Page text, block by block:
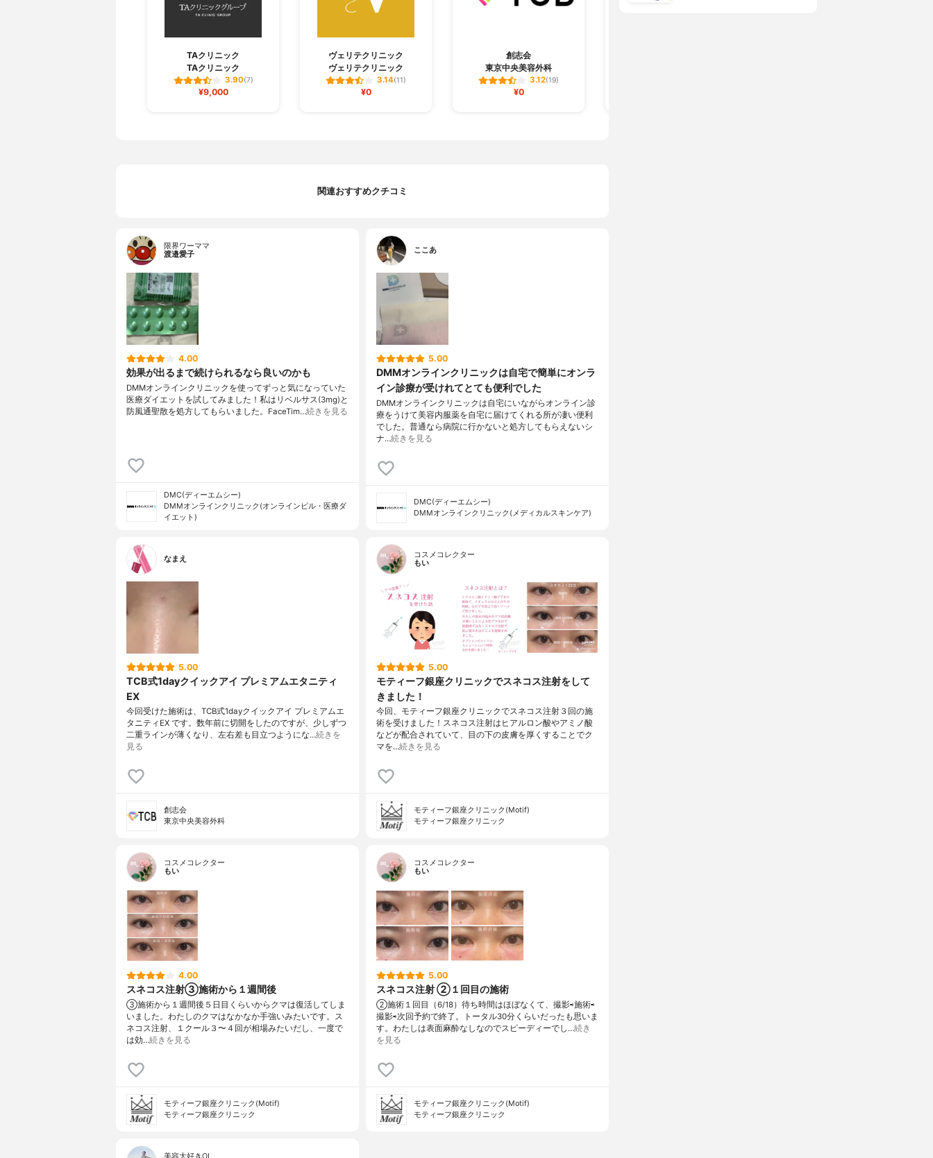
TAクリニック
TAクリニック
3.90(7)
¥9,000
ヴェリテクリニック
ヴェリテクリニック
3.14(11)
¥0
創志会
東京中央美容外科
3.12(19)
¥0
関連おすすめクチコミ
限界ワーママ
渡邉愛子
4.00
効果が出るまで続けられるなら良いのかも
DMMオンラインクリニックを使ってずっと気になっていた
医療ダイエットを試してみました！私はリベルサス(3mg)と
防風通聖散を処方してもらいました。FaceTim…続きを見る
DMC(ディーエムシー)
DMMオンラインクリニック(オンラインピル・医療ダ
イエット)
ここあ
5.00
DMMオンラインクリニックは自宅で簡単にオンラ
イン診療が受けれてとても便利でした
DMMオンラインクリニックは自宅にいながらオンライン診
療をうけて美容内服薬を自宅に届けてくれる所が凄い便利
でした。普通なら病院に行かないと処方してもらえないシ
ナ…続きを見る
DMC(ディーエムシー)
DMMオンラインクリニック(メディカルスキンケア)
なまえ
5.00
TCB式1dayクイックアイ プレミアムエタニティ
EX
今回受けた施術は、TCB式1dayクイックアイ プレミアムエ
タニティEX です。数年前に切開をしたのですが、少しずつ
二重ラインが薄くなり、左右差も目立つようにな…続きを
見る
創志会
東京中央美容外科
コスメコレクター
もい
5.00
モティーフ銀座クリニックでスネコス注射をして
きました！
今回、モティーフ銀座クリニックでスネコス注射３回の施
術を受けました！スネコス注射はヒアルロン酸やアミノ酸
などが配合されていて、目の下の皮膚を厚くすることでク
マを…続きを見る
モティーフ銀座クリニック(Motif)
モティーフ銀座クリニック
コスメコレクター
もい
4.00
スネコス注射③施術から１週間後
③施術から１週間後５日目くらいからクマは復活してしま
いました。わたしのクマはなかなか手強いみたいです。ス
ネコス注射、１クール３〜４回が相場みたいだし、一度で
は効…続きを見る
モティーフ銀座クリニック(Motif)
モティーフ銀座クリニック
コスメコレクター
もい
5.00
スネコス注射 ②１回目の施術
②施術１回目（6/18）待ち時間はほぼなくて、撮影⇨施術⇨
撮影⇨次回予約で終了。トータル30分くらいだったも思いま
す。わたしは表面麻酔なしなのでスピーディーでし…続き
を見る
モティーフ銀座クリニック(Motif)
モティーフ銀座クリニック